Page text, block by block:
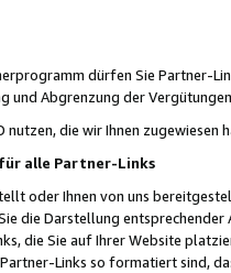
dürfen Sie Partner-
und Abgrenzung der
die wir Ihnen zugewiesen
alle Partner-Links
oder Ihnen von uns
die Darstellung
die Sie auf Ihrer Website
Links so formatiert sind,